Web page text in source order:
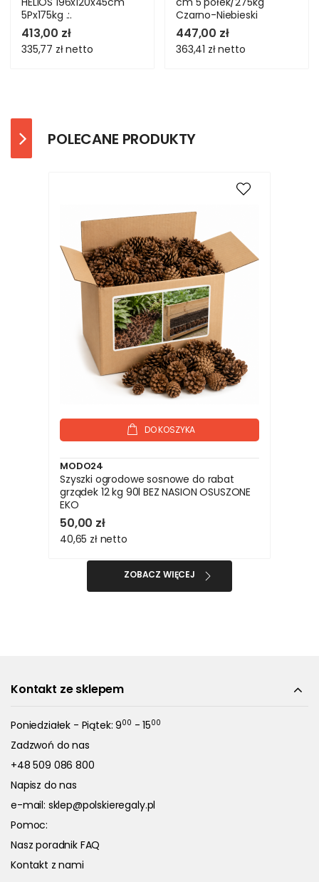
5Px175kg .:.
413,00 zł
335,77 złnetto
Czarno-Niebieski
447,00 zł
363,41 złnetto
POLECANE PRODUKTY
DO KOSZYKA
MODO24
Szyszki ogrodowe sosnowe do rabat
grządek 12 kg 90l BEZ NASION OSUSZONE
EKO
50,00 zł
40,65 zł netto
ZOBACZ WIĘCEJ
Kontakt ze sklepem
Poniedziałek - Piątek: 900 - 1500
Zadzwoń do nas
+48 509 086 800
Napisz do nas
e-mail: sklep@polskieregaly.pl
Pomoc:
Nasz poradnik FAQ
Kontakt z nami